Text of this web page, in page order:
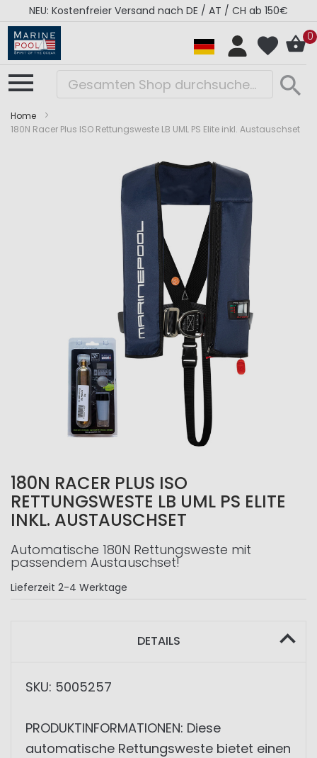
NEU: Kostenfreier Versand nach DE / AT / CH ab 150€
0
Home
180N Racer Plus ISO Rettungsweste LB UML PS Elite inkl. Austauschset
180N RACER PLUS ISO
RETTUNGSWESTE LB UML PS ELITE
INKL. AUSTAUSCHSET
Automatische 180N Rettungsweste mit
passendem Austauschset!
Lieferzeit 2-4 Werktage
DETAILS
SKU: 5005257
PRODUKTINFORMATIONEN: Diese
automatische Rettungsweste bietet einen